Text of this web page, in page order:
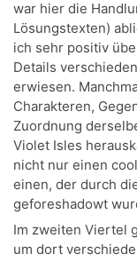
war hier die
Lösungstexten)
ich sehr positiv
Details
erwiesen.
Charakteren,
Zuordnung
Violet Isles
nicht nur einen
einen, der durch
geforeshadowt
Im zweiten Viertel
um dort